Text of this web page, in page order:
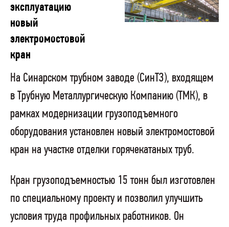
эксплуатацию
новый
электромостовой
кран
На Синарском трубном заводе (СинТЗ), входящем
в Трубную Металлургическую Компанию (ТМК), в
рамках модернизации грузоподъемного
оборудования установлен новый электромостовой
кран на участке отделки горячекатаных труб.
Кран грузоподъемностью 15 тонн был изготовлен
по специальному проекту и позволил улучшить
условия труда профильных работников. Он